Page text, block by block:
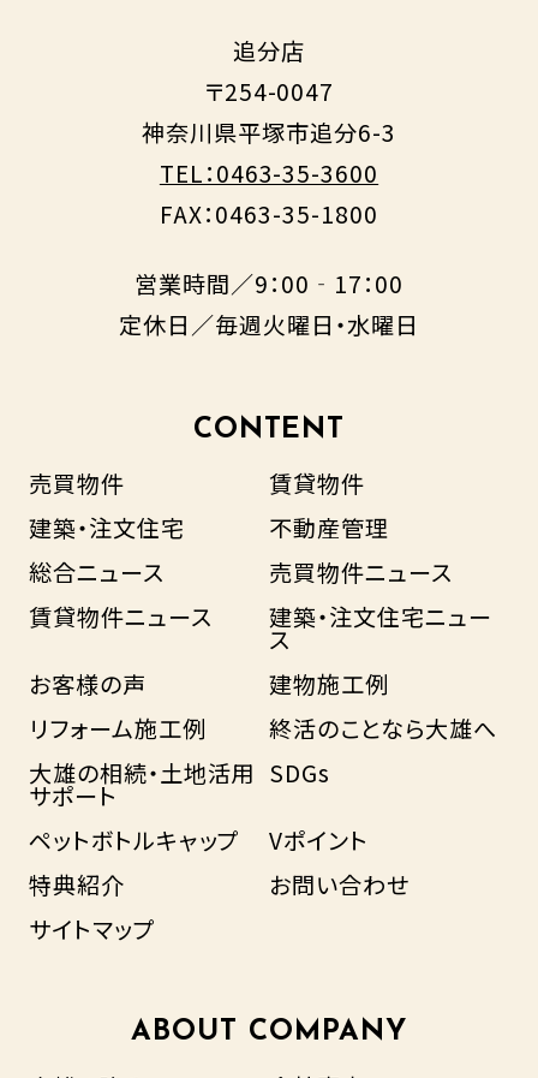
追分店
〒254-0047
神奈川県平塚市追分6-3
TEL：0463-35-3600
FAX：0463-35-1800
営業時間／9：00‐17：00
定休日／毎週火曜日・水曜日
CONTENT
売買物件
賃貸物件
建築・注文住宅
不動産管理
総合ニュース
売買物件ニュース
賃貸物件ニュース
建築・注文住宅ニュー
ス
お客様の声
建物施工例
リフォーム施工例
終活のことなら大雄へ
大雄の相続・土地活用
サポート
SDGs
ペットボトルキャップ
Vポイント
特典紹介
お問い合わせ
サイトマップ
ABOUT COMPANY